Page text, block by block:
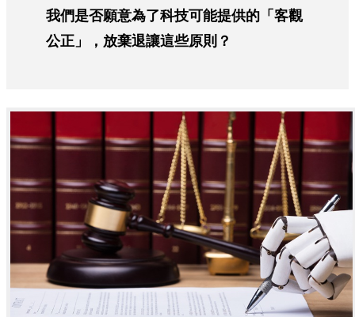
我們是否願意為了科技可能提供的「客觀
公正」，放棄退讓這些原則？